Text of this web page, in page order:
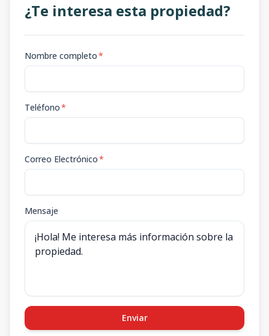
¿Te interesa esta propiedad?
Nombre completo*
Teléfono*
Correo Electrónico*
Mensaje
Enviar